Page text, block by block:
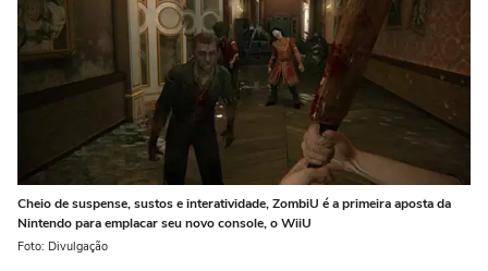
Cheio de suspense, sustos e interatividade, ZombiU é a primeira aposta da
Nintendo para emplacar seu novo console, o WiiU
Foto: Divulgação